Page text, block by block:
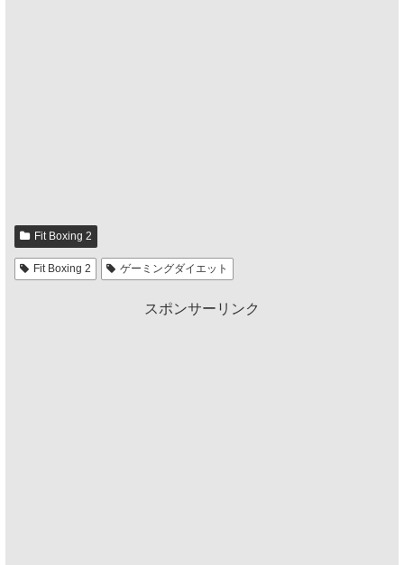
Fit Boxing 2
Fit Boxing 2 ゲーミングダイエット
スポンサーリンク